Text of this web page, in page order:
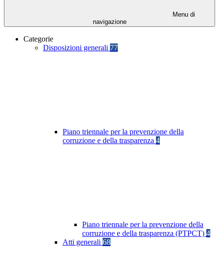
Menu di
navigazione
Categorie
Disposizioni generali 77
Piano triennale per la prevenzione della
corruzione e della trasparenza 4
Piano triennale per la prevenzione della
corruzione e della trasparenza (PTPCT) 4
Atti generali 68